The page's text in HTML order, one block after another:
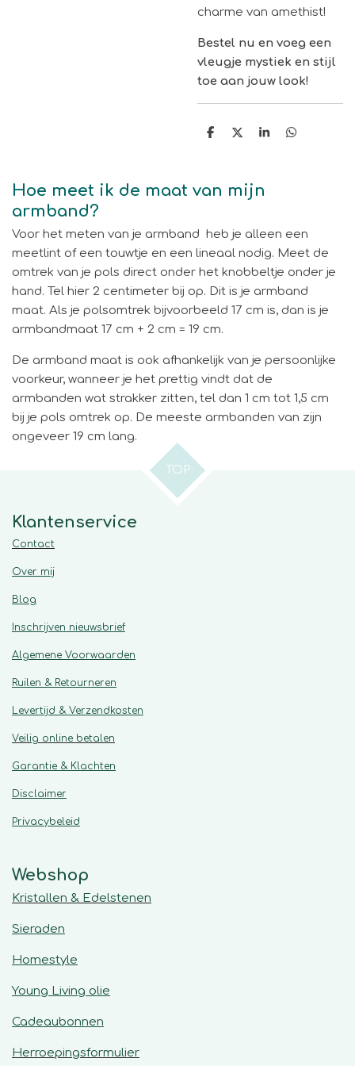
charme van amethist!
Bestel nu en voeg een
vleugje mystiek en stijl
toe aan jouw look!
D
D
S
D
Hoe meet ik de maat van mijn
armband?
Voor het meten van je armband heb je alleen een
meetlint of een touwtje en een lineaal nodig. Meet de
omtrek van je pols direct onder het knobbeltje onder je
hand. Tel hier 2 centimeter bij op. Dit is je armband
maat. Als je polsomtrek bijvoorbeeld 17 cm is, dan is je
armbandmaat 17 cm + 2 cm = 19 cm.
De armband maat is ook afhankelijk van je persoonlijke
voorkeur, wanneer je het prettig vindt dat de
armbanden wat strakker zitten, tel dan 1 cm tot 1,5 cm
bij je pols omtrek op. De meeste armbanden van zijn
ongeveer 19 cm lang.
TOP
Klantenservice
Contact
Over mij
Blog
Inschrijven nieuwsbrief
Algemene Voorwaarden
Ruilen & Retourneren
Levertijd & Verzendkosten
Veilig online betalen
Garantie & Klachten
Disclaimer
Privacybeleid
Webshop
Kristallen & Edelstenen
Sieraden
Homestyle
Young Living olie
Cadeaubonnen
Herroepingsformulier